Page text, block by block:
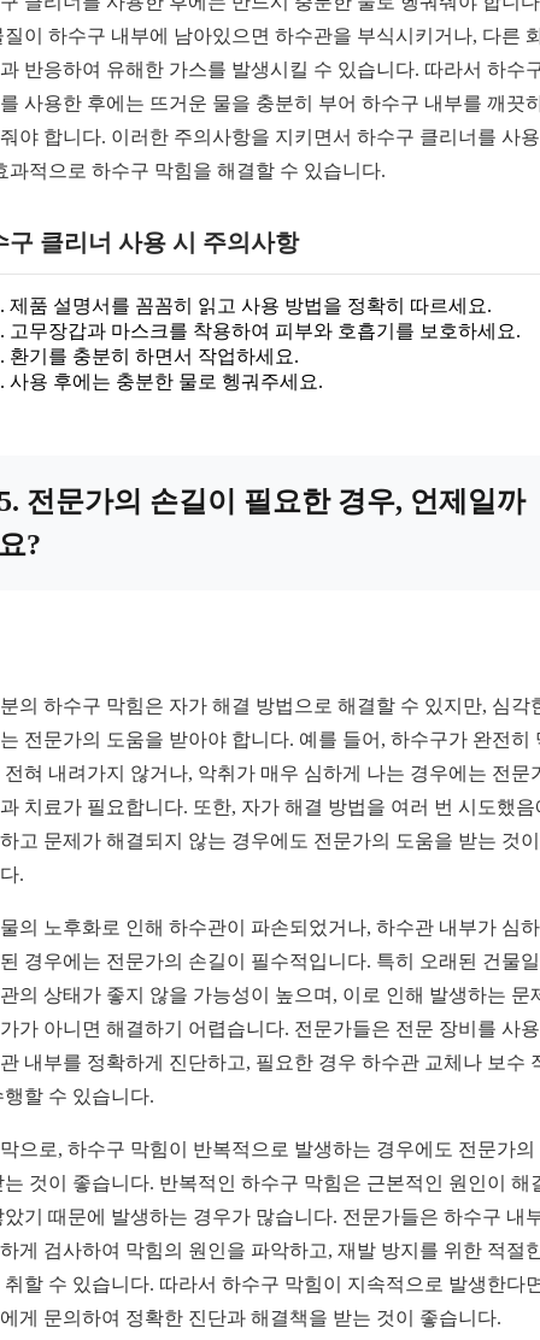
질이 하수구 내부에 남아있으면 하수관을 부식시키거나, 다른
반응하여 유해한 가스를 발생시킬 수 있습니다. 따라서 하수
사용한 후에는 뜨거운 물을 충분히 부어 하수구 내부를 깨끗
야 합니다. 이러한 주의사항을 지키면서 하수구 클리너를 사
과적으로 하수구 막힘을 해결할 수 있습니다.
구 클리너 사용 시 주의사항
제품 설명서를 꼼꼼히 읽고 사용 방법을 정확히 따르세요.
고무장갑과 마스크를 착용하여 피부와 호흡기를 보호하세요.
환기를 충분히 하면서 작업하세요.
사용 후에는 충분한 물로 헹궈주세요.
전문가의 손길이 필요한 경우, 언제일까
?
의 하수구 막힘은 자가 해결 방법으로 해결할 수 있지만, 심각
전문가의 도움을 받아야 합니다. 예를 들어, 하수구가 완전히
전혀 내려가지 않거나, 악취가 매우 심하게 나는 경우에는 전문
치료가 필요합니다. 또한, 자가 해결 방법을 여러 번 시도했음
고 문제가 해결되지 않는 경우에도 전문가의 도움을 받는 것
.
의 노후화로 인해 하수관이 파손되었거나, 하수관 내부가 심
경우에는 전문가의 손길이 필수적입니다. 특히 오래된 건물
의 상태가 좋지 않을 가능성이 높으며, 이로 인해 발생하는 문
가 아니면 해결하기 어렵습니다. 전문가들은 전문 장비를 사
내부를 정확하게 진단하고, 필요한 경우 하수관 교체나 보수
행할 수 있습니다.
으로, 하수구 막힘이 반복적으로 발생하는 경우에도 전문가의
는 것이 좋습니다. 반복적인 하수구 막힘은 근본적인 원인이 해
았기 때문에 발생하는 경우가 많습니다. 전문가들은 하수구 내
게 검사하여 막힘의 원인을 파악하고, 재발 방지를 위한 적절
취할 수 있습니다. 따라서 하수구 막힘이 지속적으로 발생한다
게 문의하여 정확한 진단과 해결책을 받는 것이 좋습니다.